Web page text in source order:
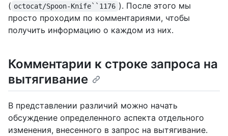
( octocat/Spoon-Knife``1176 ). После этого мы
просто проходим по комментариями, чтобы
получить информацию о каждом из них.
Комментарии к строке запроса на
вытягивание
В представлении различий можно начать
обсуждение определенного аспекта отдельного
изменения, внесенного в запрос на вытягивание.